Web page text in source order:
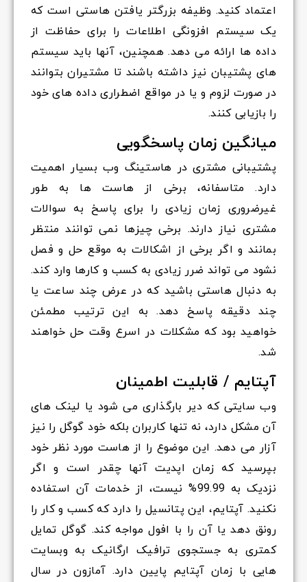
اعتماد کنید. وظیفه بزرگتر یافتن هاستی است که
یک سیستم افزونگی اطلاعات را برای حفاظت از
داده ها ارائه می دهد. همچنین، آنها باید سیستم
های پشتیبان نیز داشته باشند تا مشتیران بتوانند
در صورت لزوم و یا در مواقع اضطراری داده های خود
را بازیابی کنند.
میانگین زمان پاسخگویی
پشتیبانی مشتری در هاستینگ وب بسیار اهمیت
دارد. متاسفانه، برخی از هاست ها به طور
غیرضروری زمان زیادی را برای پاسخ به سوالات
مشتری نیاز دارند. برخی چیزها نمی توانند منتظر
بمانند و اگر برخی از اشکالات به موقع حل و فصل
نشود می تواند ضرر زیادی به کسب و کارها وارد کند.
به دنبال هاستی باشید که در عرض چند ساعت یا
چند دقیقه پاسخ دهد. به این ترتیب مطمئن
خواهید بود که مشکلات در اسرع وقت حل خواهند
شد.
آپتایم / قابلیت اطمینان
وب سایتی که دیر بارگذاری می شود یا لینک های
آن مشکل دارد، نه تنها کاربران بلکه خود گوگل را نیز
آزار می دهد. این موضوع را از هاست مورد نظر خود
بپرسید که زمان اپدیت آنها چقدر است و اگر
نزدیک به 99.99% نیست، از خدمات آن استفاده
نکنید. آپتایم، این پتانسیل را دارد که کسب و کار را
رونق دهد یا آن را با افول مواجه کند. گوگل تمایل
کمتری به جستجوی ترافیک ارگانیک به وبسایت
هایی با زمان آپتایم پایین دارد. آمازون در سال